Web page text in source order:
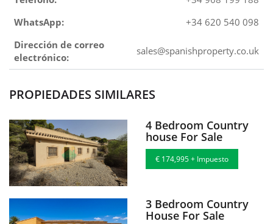
WhatsApp:
+34 620 540 098
Dirección de correo
electrónico:
sales@spanishproperty.co.uk
PROPIEDADES SIMILARES
4 Bedroom Country
house For Sale
€ 174,995 + Impuesto
3 Bedroom Country
House For Sale